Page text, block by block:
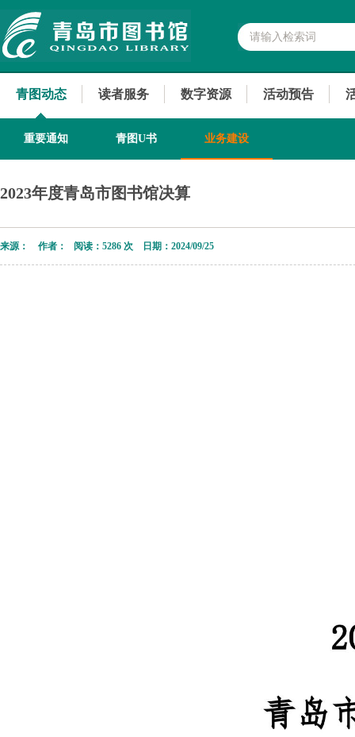
青图动态 读者服务 数字资源 活动预告
重要通知 青图U书 业务建设
2023年度青岛市图书馆决算
来源： 作者： 阅读： 5286 次 日期：2024/09/25